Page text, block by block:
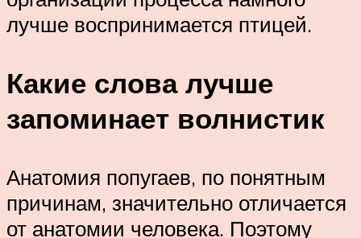
лучше воспринимается птицей.
Какие слова лучше
запоминает волнистик
Анатомия попугаев, по понятным
причинам, значительно отличается
от анатомии человека. Поэтому